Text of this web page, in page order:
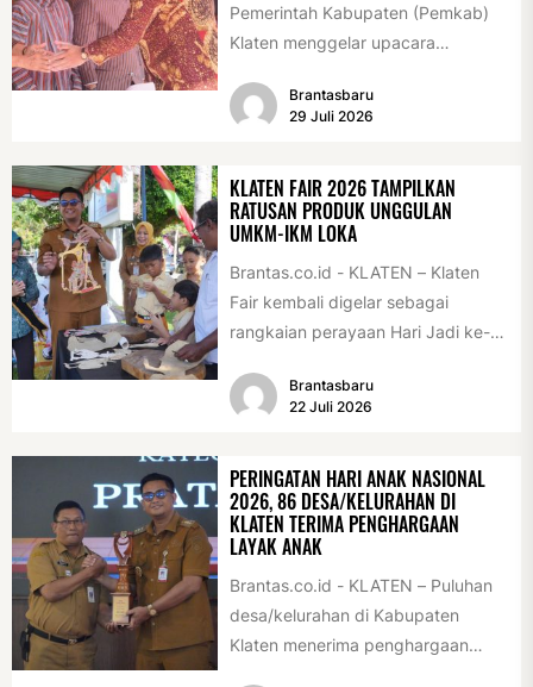
Pemerintah Kabupaten (Pemkab)
Klaten menggelar upacara
di Alun-alun Klaten, Selasa
Brantasbaru
29 Juli 2026
KLATEN FAIR 2026 TAMPILKAN
RATUSAN PRODUK UNGGULAN
UMKM-IKM LOKA
Brantas.co.id - KLATEN – Klaten
Fair kembali digelar sebagai
rangkaian perayaan Hari Jadi ke-
Acara ini digelar...
Brantasbaru
22 Juli 2026
PERINGATAN HARI ANAK NASIONAL
2026, 86 DESA/KELURAHAN DI
KLATEN TERIMA PENGHARGAAN
LAYAK ANAK
Brantas.co.id - KLATEN – Puluhan
desa/kelurahan di Kabupaten
Klaten menerima penghargaan